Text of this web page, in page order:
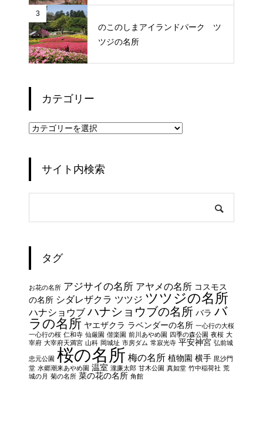
3
のこのしまアイランドパーク ツ
ツジの名所
カテゴリー
カ
テ
ー
サイト内検索
タグ
お花の名所 アジサイの名所 アヤメの名所 コスモス
の名所 シダレザクラ ツツジ ツツジの名所
ハナショウブ ハナショウブの名所 バラ バ
ラの名所 ヤエザクラ ラベンダーの名所 一心行の大桜
一心行の桜 仁和寺 仙厳園 偕楽園 前川あやめ園 四季の森公園 夜桜 大
宰府 大宰府天満宮 山科 岡城址 市房ダム 常寂光寺 平安神宮 弘前城
忠元公園 桜の名所 梅の名所 植物園 横手 毘沙門
堂 水郷潮来あやめ園 温室 瀧廉太郎 甘木公園 真如堂 竹中稲荷社 荒
城の月 菊の名所 菜の花の名所 角館